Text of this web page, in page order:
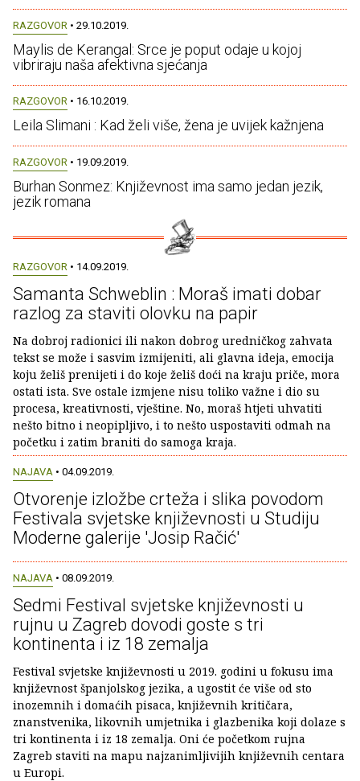
RAZGOVOR • 29.10.2019.
Maylis de Kerangal: Srce je poput odaje u kojoj
vibriraju naša afektivna sjećanja
RAZGOVOR • 16.10.2019.
Leila Slimani : Kad želi više, žena je uvijek kažnjena
RAZGOVOR • 19.09.2019.
Burhan Sonmez: Književnost ima samo jedan jezik,
jezik romana
RAZGOVOR • 14.09.2019.
Samanta Schweblin : Moraš imati dobar
razlog za staviti olovku na papir
Na dobroj radionici ili nakon dobrog uredničkog zahvata
tekst se može i sasvim izmijeniti, ali glavna ideja, emocija
koju želiš prenijeti i do koje želiš doći na kraju priče, mora
ostati ista. Sve ostale izmjene nisu toliko važne i dio su
procesa, kreativnosti, vještine. No, moraš htjeti uhvatiti
nešto bitno i neopipljivo, i to nešto uspostaviti odmah na
početku i zatim braniti do samoga kraja.
NAJAVA • 04.09.2019.
Otvorenje izložbe crteža i slika povodom
Festivala svjetske književnosti u Studiju
Moderne galerije 'Josip Račić'
NAJAVA • 08.09.2019.
Sedmi Festival svjetske književnosti u
rujnu u Zagreb dovodi goste s tri
kontinenta i iz 18 zemalja
Festival svjetske književnosti u 2019. godini u fokusu ima
književnost španjolskog jezika, a ugostit će više od sto
inozemnih i domaćih pisaca, književnih kritičara,
znanstvenika, likovnih umjetnika i glazbenika koji dolaze s
tri kontinenta i iz 18 zemalja. Oni će početkom rujna
Zagreb staviti na mapu najzanimljivijih književnih centara
u Europi.